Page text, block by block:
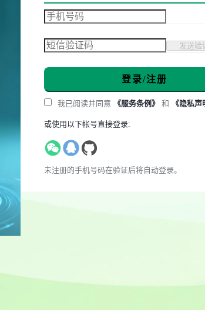
发送验
登录/注册
我已阅读并同意 《服务条例》 和 《隐私声
或使用以下帐号直接登录:
未注册的手机号码在验证后将自动登录。